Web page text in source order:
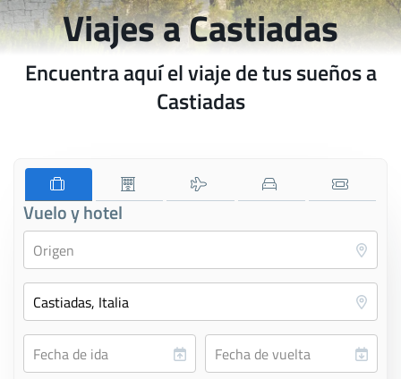
Viajes a Castiadas
Encuentra aquí el viaje de tus sueños a
Castiadas
Vuelo y hotel